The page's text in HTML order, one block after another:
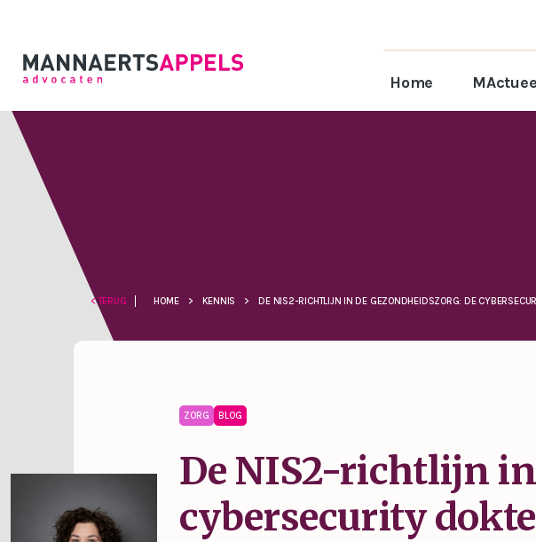
Home
< TERUG HOME > KENNIS > DE NIS2-RICHTLIJN IN DE GEZONDHEIDSZORG: DE
ZORG BLOG
De NIS2-richtlijn in
cybersecurity